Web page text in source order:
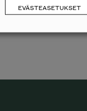
EVÄSTEASETUKSET